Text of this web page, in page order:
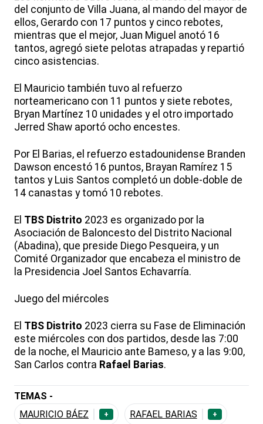
del conjunto de Villa Juana, al mando del mayor de
ellos, Gerardo con 17 puntos y cinco rebotes,
mientras que el mejor, Juan Miguel anotó 16
tantos, agregó siete pelotas atrapadas y repartió
cinco asistencias.
El Mauricio también tuvo al refuerzo
norteamericano con 11 puntos y siete rebotes,
Bryan Martínez 10 unidades y el otro importado
Jerred Shaw aportó ocho encestes.
Por El Barias, el refuerzo estadounidense Branden
Dawson encestó 16 puntos, Brayan Ramírez 15
tantos y Luis Santos completó un doble-doble de
14 canastas y tomó 10 rebotes.
El TBS Distrito 2023 es organizado por la
Asociación de Baloncesto del Distrito Nacional
(Abadina), que preside Diego Pesqueira, y un
Comité Organizador que encabeza el ministro de
la Presidencia Joel Santos Echavarría.
Juego del miércoles
El TBS Distrito 2023 cierra su Fase de Eliminación
este miércoles con dos partidos, desde las 7:00
de la noche, el Mauricio ante Bameso, y a las 9:00,
San Carlos contra Rafael Barias.
TEMAS -
MAURICIO BÁEZ
+ RAFAEL BARIAS +